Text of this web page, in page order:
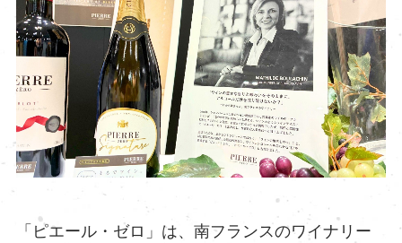
「ピエール・ゼロ」は、南フランスのワイナリー